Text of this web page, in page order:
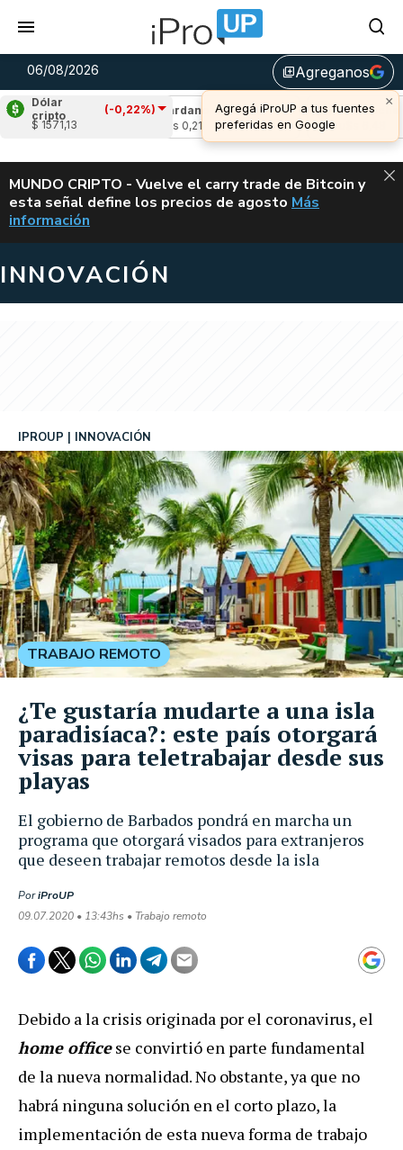
06/08/2026 library_addAgreganos
×
Agregá iProUP a tus fuentes
preferidas en Google
Dólar
cripto
(-0,22%)
$ 1571,13
Cardano
(7,92%)
Avalanche (-
u$s 6,48
ALERTA
MUNDO CRIPTO - Vuelve el carry trade de Bitcoin y
esta señal define los precios de agosto VUELVE EL
Más
información
INNOVACIÓN
El gobierno de Barbados pondrá en marcha un
programa que otorgará visados para extranjeros
que deseen trabajar remotos desde la isla
IPROUP INNOVACIÓN
PoriProUP
09.07.2020 • 13:43hs • Trabajo remoto
TRABAJO REMOTO
¿Te gustaría mudarte a una isla
paradisíaca?: este país otorgará
visas para teletrabajar desde sus
playas
Debido a la crisis originada por el coronavirus, el
home officese convirtió en parte fundamental
de la nueva normalidad. No obstante, ya que no
habrá ninguna solución en el corto plazo, la
implementación de esta nueva forma de trabajo